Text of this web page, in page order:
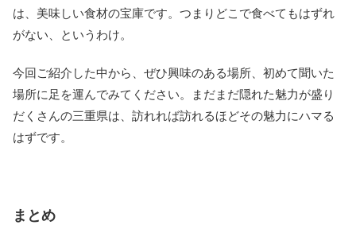
は、美味しい食材の宝庫です。つまりどこで食べてもはずれ
がない、というわけ。
今回ご紹介した中から、ぜひ興味のある場所、初めて聞いた
場所に足を運んでみてください。まだまだ隠れた魅力が盛り
だくさんの三重県は、訪れれば訪れるほどその魅力にハマる
はずです。
まとめ